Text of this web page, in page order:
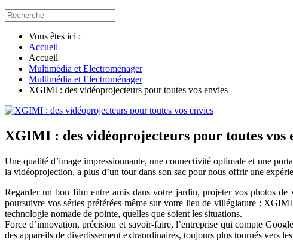
Vous êtes ici :
Accueil
Accueil
Multimédia et Electroménager
Multimédia et Electroménager
XGIMI : des vidéoprojecteurs pour toutes vos envies
XGIMI : des vidéoprojecteurs pour toutes vos
Une qualité d’image impressionnante, une connectivité optimale et une
la vidéoprojection, a plus d’un tour dans son sac pour nous offrir une
Regarder un bon film entre amis dans votre jardin, projeter vos photos
poursuivre vos séries préférées même sur votre lieu de villégiature :
technologie nomade de pointe, quelles que soient les situations.
Force d’innovation, précision et savoir-faire, l’entreprise qui compte
des appareils de divertissement extraordinaires, toujours plus tournés vers